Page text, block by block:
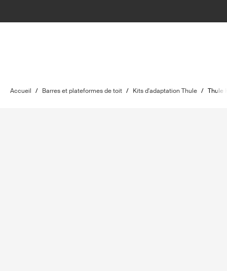
Accueil / Barres et plateformes de toit / Kits d'adaptation Thule / Thule